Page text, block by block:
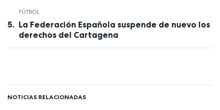
FÚTBOL
La Federación Española suspende de nuevo los
derechos del Cartagena
NOTICIAS RELACIONADAS